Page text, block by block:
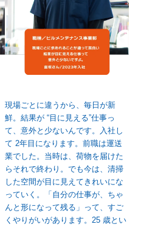
現場ごとに違うから、毎日が新
鮮。結果が “目に見える”仕事っ
て、意外と少ないんです。入社し
て 2年目になります。前職は運送
業でした。当時は、荷物を届けた
らそれで終わり。でも今は、清掃
した空間が目に見えてきれいにな
っていく。「自分の仕事が、ちゃ
んと形になって残る」って、すご
くやりがいがあります。25 歳とい